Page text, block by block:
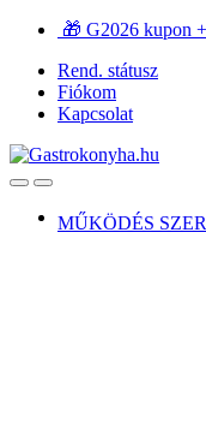
Ugrás
navigációhoz
Ugrás
tartalomra
🎁 G2026 kupon
Rend. státusz
Fiókom
Kapcsolat
OpenClose
MŰKÖDÉS